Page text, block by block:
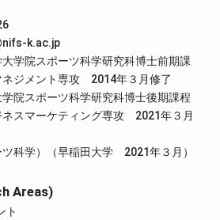
k.ac.jp
学院スポーツ科学研究科博士前期課
ネジメント専攻 2014年３月修了
院スポーツ科学研究科博士後期課程
ネスマーケティング専攻 2021年３月
科学）（早稲田大学 2021年３月）
Areas)
ト